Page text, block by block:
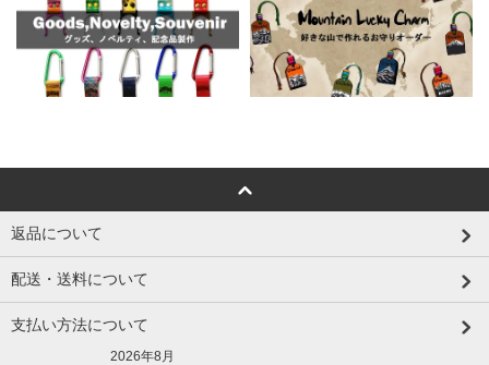
返品について
配送・送料について
支払い方法について
2026年8月